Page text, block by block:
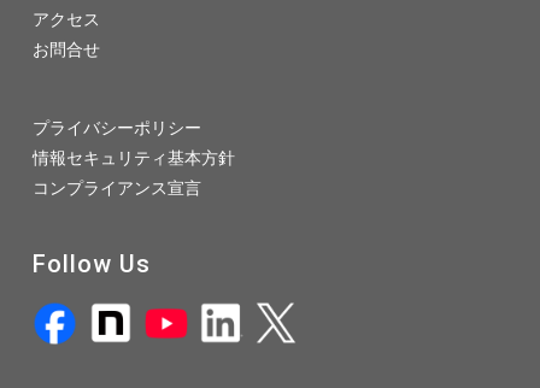
アクセス
お問合せ
プライバシーポリシー
情報セキュリティ基本方針
コンプライアンス宣言
Follow Us